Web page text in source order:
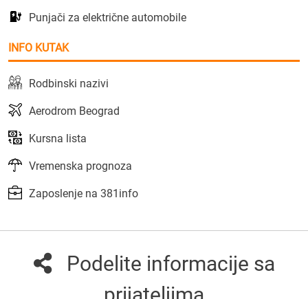
Punjači za električne automobile
INFO KUTAK
Rodbinski nazivi
Aerodrom Beograd
Kursna lista
Vremenska prognoza
Zaposlenje na 381info
Podelite informacije sa
prijateljima